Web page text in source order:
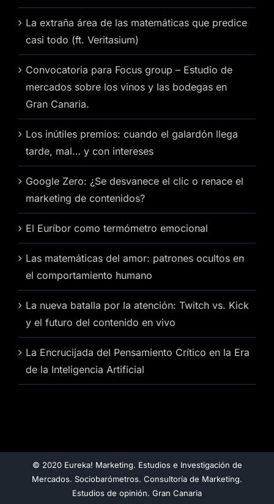
La extraña área de las matemáticas que predice
casi todo (ft. Veritasium)
Convocatoria para Focus group – Estudio de
mercados sobre los vinos y las bodegas en
Gran Canaria.
Los inútiles premios: cuando el galardón llega
tarde, mal… y con intereses
Google Zero: ¿Se desvanece el clic o renace el
marketing de contenidos?
El Euríbor como termómetro emocional
Las matemáticas del amor: patrones ocultos en
el comportamiento humano
La nueva batalla por la atención: Twitch vs. Kick
y el futuro del contenido en vivo
La Encrucijada del Pensamiento Crítico en la Era
de la Inteligencia Artificial
© 2020 Eureka! Marketing. Estudios e Investigación de
Mercados. Sociobarómetros. Consultoría de Marketing.
Estudios de opinión. Gran Canaria